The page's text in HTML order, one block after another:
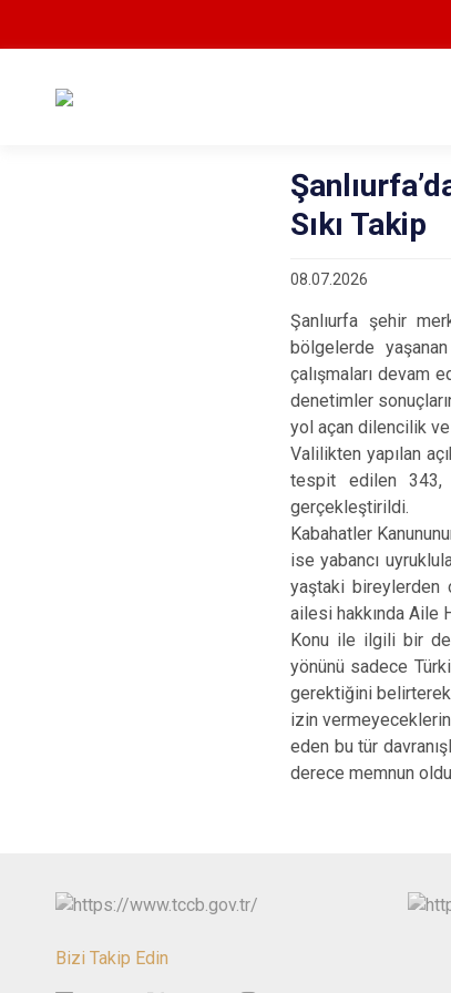
Sıkı Takip
08.07.2026
Şanlıurfa şehir
bölgelerde
çalışmaları devam
denetimler
yol açan dilencilik
Valilikten yapılan
tespit edilen 343,
gerçekleştirildi.
Kabahatler
ise yabancı
yaştaki bireylerden
ailesi hakkında Aile
Konu ile ilgili bir
yönünü sadece
gerektiğini
izin
eden bu tür
derece memnun
Bizi Takip Edin